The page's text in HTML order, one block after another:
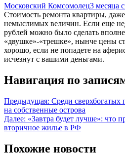
Московский Комсомолец3 месяца
Стоимость ремонта квартиры,
немыслимых величин. Если еще
рублей можно было сделать
«двушке»-«трешке», нынче цены
хорошо, если не попадете на
исчезнут с вашими деньгами.
Навигация по
Предыдущая: Среди сверхбогатых
на собственные острова
Далее: «Завтра будет лучше»: что
вторичное жилье в РФ
Похожие новости